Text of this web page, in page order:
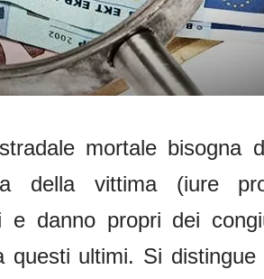
mortale bisogna
della vittima (iure
e danno propri dei
questi ultimi. Si